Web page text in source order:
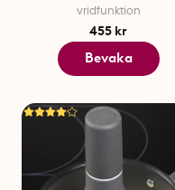
vridfunktion
455 kr
Bevaka